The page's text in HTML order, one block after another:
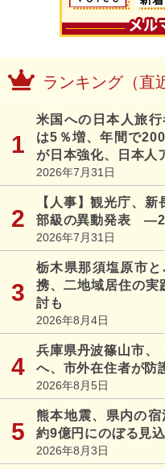
ランキング（直
米国への日本人旅
は5％増、年間で
が日本強化、日本人
2026年7月31日
【人事】観光庁、
部級の異動発表
2026年7月31日
栃木県那須塩原市
携、二地域居住の
討も
2026年8月4日
兵庫県丹波篠山市、
へ、市外在住者が防
2026年8月5日
熊本地震、県内の宿
約9億円にのぼる見
2026年8月3日